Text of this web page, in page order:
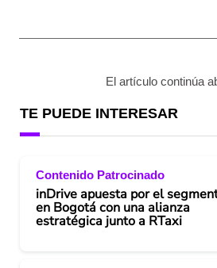
El artículo continúa
TE PUEDE INTERESAR
Contenido Patrocinado
inDrive apuesta por el
en Bogotá con una alianza
estratégica junto a RTaxi